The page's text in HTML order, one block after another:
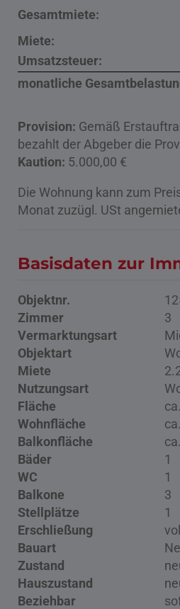
Gesamtmiete:
Miete:
Umsatzsteuer:
monatliche
Provision: Gemäß
bezahlt der Abgeber die
Kaution: 5.000,00 €
Die Wohnung kann zum
Monat zuzügl. USt
Basisdaten zur
Objektnr.
Zimmer
3
Vermarktungsart
Objektart
Miete
Nutzungsart
Fläche
Wohnfläche
Balkonfläche
Bäder
1
WC
1
Balkone
3
Stellplätze
1
Erschließung
Bauart
Zustand
Hauszustand
Beziehbar